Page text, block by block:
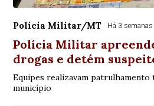
Polícia Militar/MT Há 3 semanas
Polícia Militar
drogas e detém
Equipes realizavam
município